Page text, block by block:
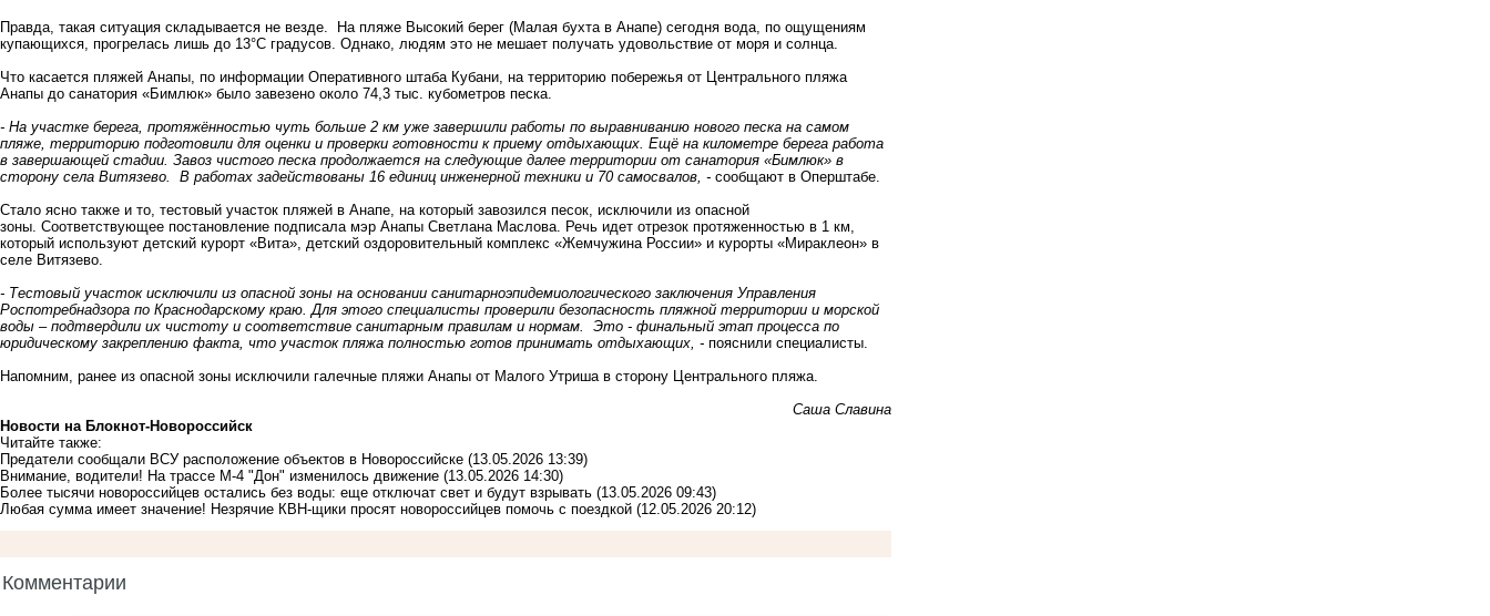
Правда, такая ситуация складывается не везде. На пляже Высокий берег (Малая бухта в Анапе) сегодня вода, по ощущениям
купающихся, прогрелась лишь до 13°С градусов. Однако, людям это не мешает получать удовольствие от моря и солнца.
Что касается пляжей Анапы, по информации Оперативного штаба Кубани, на территорию побережья от Центрального пляжа
Анапы до санатория «Бимлюк» было завезено около 74,3 тыс. кубометров песка.
- На участке берега, протяжённостью чуть больше 2 км уже завершили работы по выравниванию нового песка на самом
пляже, территорию подготовили для оценки и проверки готовности к приему отдыхающих. Ещё на километре берега работа
в завершающей стадии. Завоз чистого песка продолжается на следующие далее территории от санатория «Бимлюк» в
сторону села Витязево. В работах задействованы 16 единиц инженерной техники и 70 самосвалов, - сообщают в Оперштабе.
Стало ясно также и то, тестовый участок пляжей в Анапе, на который завозился песок, исключили из опасной
зоны. Соответствующее постановление подписала мэр Анапы Светлана Маслова. Речь идет отрезок протяженностью в 1 км,
который используют детский курорт «Вита», детский оздоровительный комплекс «Жемчужина России» и курорты «Мираклеон» в
селе Витязево.
- Тестовый участок исключили из опасной зоны на основании санитарноэпидемиологического заключения Управления
Роспотребнадзора по Краснодарскому краю. Для этого специалисты проверили безопасность пляжной территории и морской
воды – подтвердили их чистоту и соответствие санитарным правилам и нормам. Это - финальный этап процесса по
юридическому закреплению факта, что участок пляжа полностью готов принимать отдыхающих, - пояснили специалисты.
Напомним, ранее из опасной зоны исключили галечные пляжи Анапы от Малого Утриша в сторону Центрального пляжа.
Саша Славина
Новости на Блoкнoт-Новороссийск
Читайте также:
Предатели сообщали ВСУ расположение объектов в Новороссийске (13.05.2026 13:39)
Внимание, водители! На трассе М-4 "Дон" изменилось движение (13.05.2026 14:30)
Более тысячи новороссийцев остались без воды: еще отключат свет и будут взрывать (13.05.2026 09:43)
Любая сумма имеет значение! Незрячие КВН-щики просят новороссийцев помочь с поездкой (12.05.2026 20:12)
Комментарии